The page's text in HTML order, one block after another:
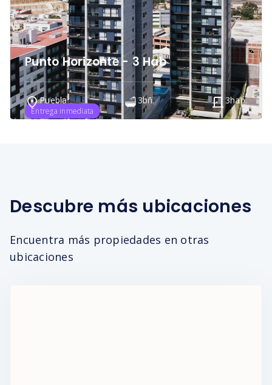
Entrega inmediata
Punto Horizonte - 3 Hab
Puebla 3bñ. 3hab.
Descubre más ubicaciones
Encuentra más propiedades en otras
ubicaciones